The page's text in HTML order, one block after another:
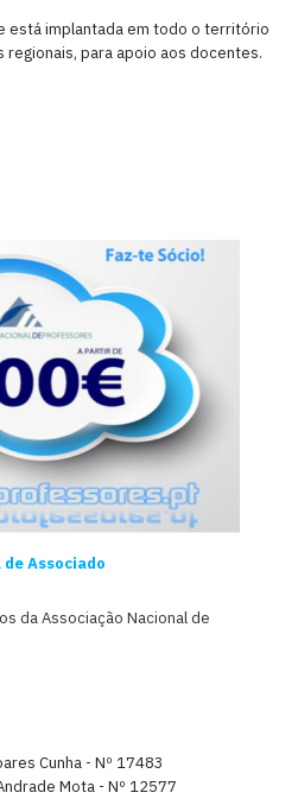
está implantada em todo o território
para apoio aos docentes.
de Associado
da Associação Nacional de
Cunha - Nº 17483
Mota - Nº 12577